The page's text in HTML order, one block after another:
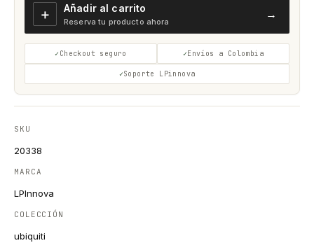
＋ Añadir al carrito
Reserva tu producto ahora
→
Checkout seguro Envíos a Colombia
Soporte LPinnova
SKU
20338
MARCA
LPInnova
COLECCIÓN
ubiquiti